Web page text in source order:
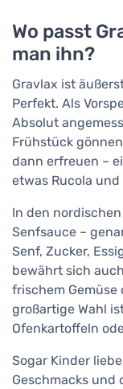
Wo passt
man ihn?
Gravlax ist
Perfekt. Als
Absolut
Frühstück
dann erfreuen –
etwas Rucola
In den
Senfsauce –
Senf, Zucker,
bewährt sich
frischem Gemüse
großartige Wahl
Ofenkartoffeln
Sogar Kinder
Geschmacks und